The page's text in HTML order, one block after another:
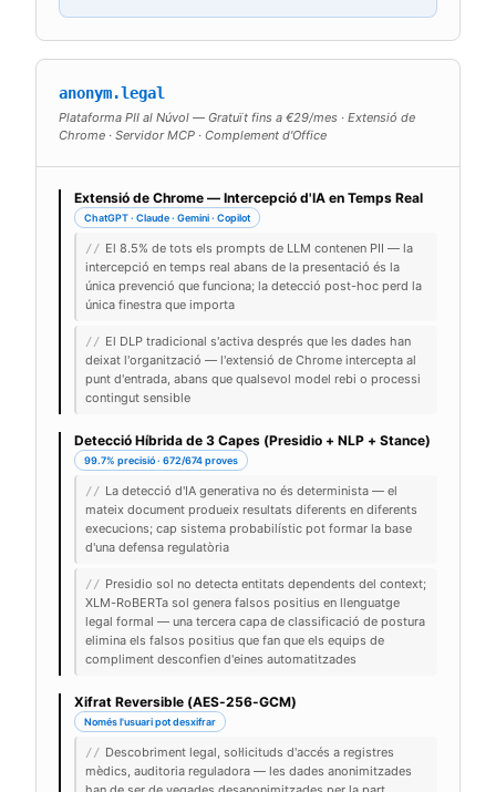
anonym.legal
Plataforma PII al Núvol — Gratuït fins a €29/mes · Extensió de
Chrome · Servidor MCP · Complement d'Office
Extensió de Chrome — Intercepció d'IA en Temps Real
ChatGPT · Claude · Gemini · Copilot
// El 8.5% de tots els prompts de LLM contenen PII — la
intercepció en temps real abans de la presentació és la
única prevenció que funciona; la detecció post-hoc perd la
única finestra que importa
// El DLP tradicional s'activa després que les dades han
deixat l'organització — l'extensió de Chrome intercepta al
punt d'entrada, abans que qualsevol model rebi o processi
contingut sensible
Detecció Híbrida de 3 Capes (Presidio + NLP + Stance)
99.7% precisió · 672/674 proves
// La detecció d'IA generativa no és determinista — el
mateix document produeix resultats diferents en diferents
execucions; cap sistema probabilístic pot formar la base
d'una defensa regulatòria
// Presidio sol no detecta entitats dependents del context;
XLM-RoBERTa sol genera falsos positius en llenguatge
legal formal — una tercera capa de classificació de postura
elimina els falsos positius que fan que els equips de
compliment desconfien d'eines automatitzades
Xifrat Reversible (AES-256-GCM)
Només l'usuari pot desxifrar
// Descobriment legal, sol·licituds d'accés a registres
mèdics, auditoria reguladora — les dades anonimitzades